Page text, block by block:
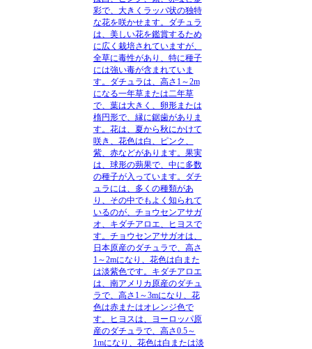
彩で、大きくラッパ状の独特
な花を咲かせます。ダチュラ
は、美しい花を鑑賞するため
に広く栽培されていますが、
全草に毒性があり、特に種子
には強い毒が含まれていま
す。 ダチュラは、高さ1～2m
になる一年草または二年草
で、葉は大きく、卵形または
楕円形で、縁に鋸歯がありま
す。 花は、夏から秋にかけて
咲き、花色は白、ピンク、
紫、赤などがあります。果実
は、球形の蒴果で、中に多数
の種子が入っています。ダチ
ュラには、多くの種類があ
り、その中でもよく知られて
いるのが、チョウセンアサガ
オ、キダチアロエ、ヒヨスで
す。 チョウセンアサガオは、
日本原産のダチュラで、高さ
1～2mになり、花色は白また
は淡紫色です。キダチアロエ
は、南アメリカ原産のダチュ
ラで、高さ1～3mになり、花
色は赤またはオレンジ色で
す。
ヒヨスは、ヨーロッパ原
産のダチュラで、高さ0.5～
1mになり、花色は白または淡